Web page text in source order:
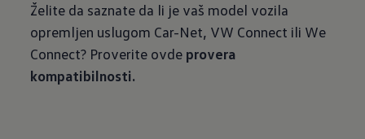
Želite da saznate da li je vaš model vozila
opremljen uslugom Car-Net, VW Connect ili We
Connect? Proverite ovde provera
kompatibilnosti.